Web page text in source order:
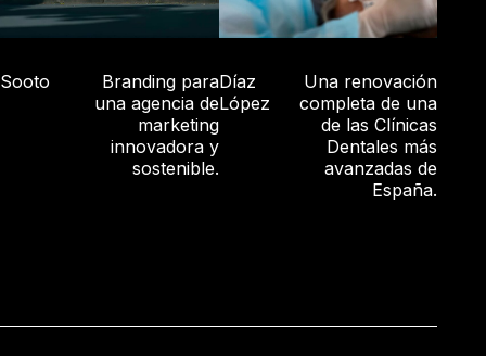
Sooto
Branding para
una agencia de
marketing
innovadora y
sostenible.
Díaz
López
Una renovación
completa de una
de las Clínicas
Dentales más
avanzadas de
España.